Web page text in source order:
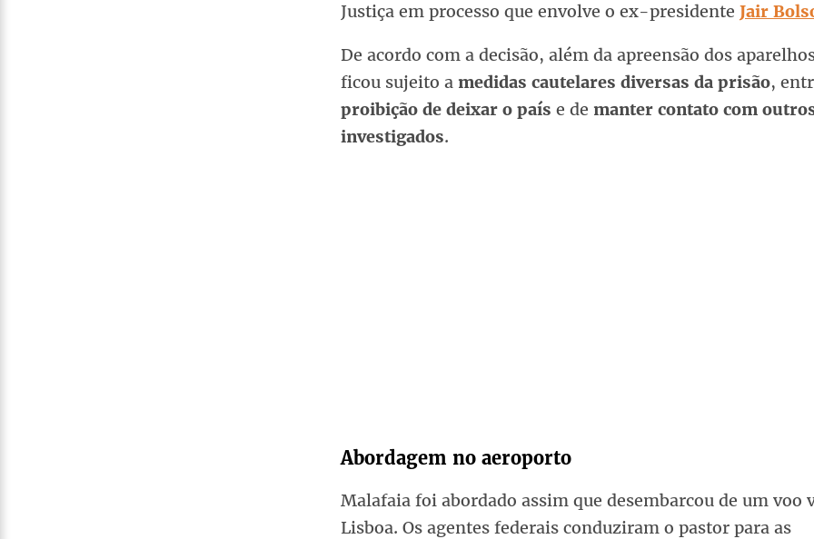
Justiça em processo que envolve o ex-presidente Jair
De acordo com a decisão, além da apreensão dos
ficou sujeito a medidas cautelares diversas da prisão,
proibição de deixar o país e de manter contato com
investigados.
Abordagem no aeroporto
Malafaia foi abordado assim que desembarcou de um voo
Lisboa. Os agentes federais conduziram o pastor para as